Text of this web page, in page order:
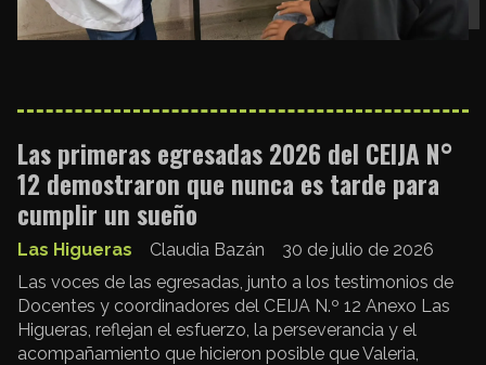
Las primeras egresadas 2026 del CEIJA N°
12 demostraron que nunca es tarde para
cumplir un sueño
Claudia Bazán
Las Higueras
30 de julio de 2026
Las voces de las egresadas, junto a los testimonios de
Docentes y coordinadores del CEIJA N.º 12 Anexo Las
Higueras, reflejan el esfuerzo, la perseverancia y el
acompañamiento que hicieron posible que Valeria,